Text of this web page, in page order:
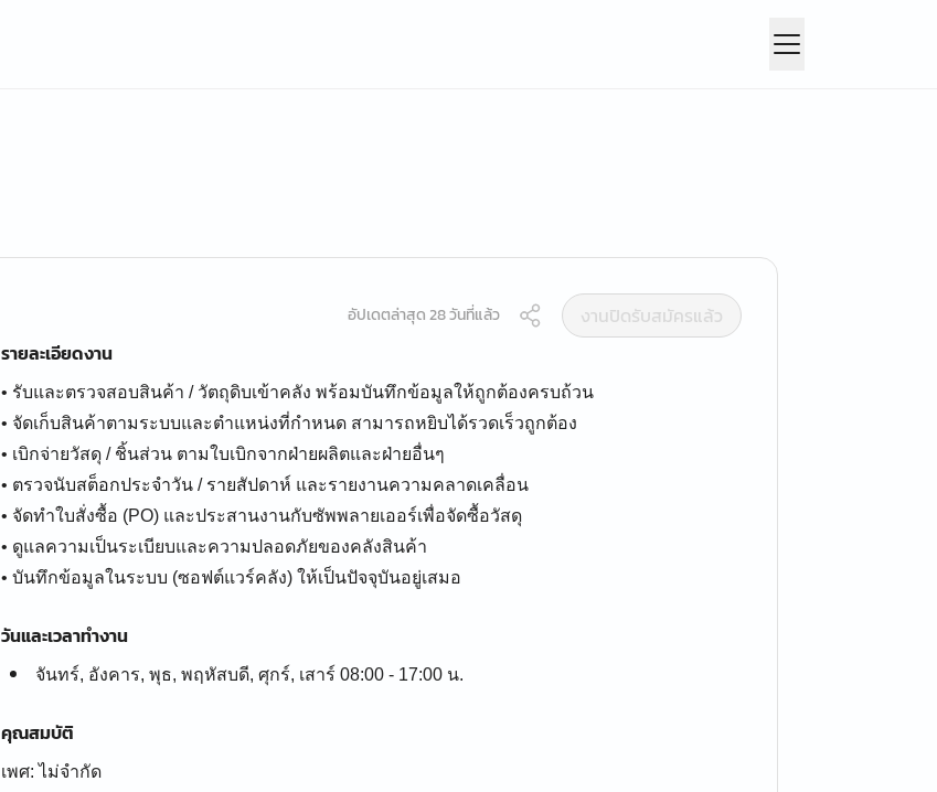
อัปเดตล่าสุด 28 วันที่แล้ว
งานปิดรับสมัครแล้ว
รายละเอียดงาน
• รับและตรวจสอบสินค้า / วัตถุดิบเข้าคลัง พร้อมบันทึกข้อมูลให้ถูกต้องครบถ้วน
• จัดเก็บสินค้าตามระบบและตำแหน่งที่กำหนด สามารถหยิบได้รวดเร็วถูกต้อง
• เบิกจ่ายวัสดุ / ชิ้นส่วน ตามใบเบิกจากฝ่ายผลิตและฝ่ายอื่นๆ
• ตรวจนับสต็อกประจำวัน / รายสัปดาห์ และรายงานความคลาดเคลื่อน
• จัดทำใบสั่งซื้อ (PO) และประสานงานกับซัพพลายเออร์เพื่อจัดซื้อวัสดุ
• ดูแลความเป็นระเบียบและความปลอดภัยของคลังสินค้า
• บันทึกข้อมูลในระบบ (ซอฟต์แวร์คลัง) ให้เป็นปัจจุบันอยู่เสมอ
วันและเวลาทำงาน
จันทร์, อังคาร, พุธ, พฤหัสบดี, ศุกร์, เสาร์ 08:00 - 17:00 น.
คุณสมบัติ
เพศ: ไม่จำกัด